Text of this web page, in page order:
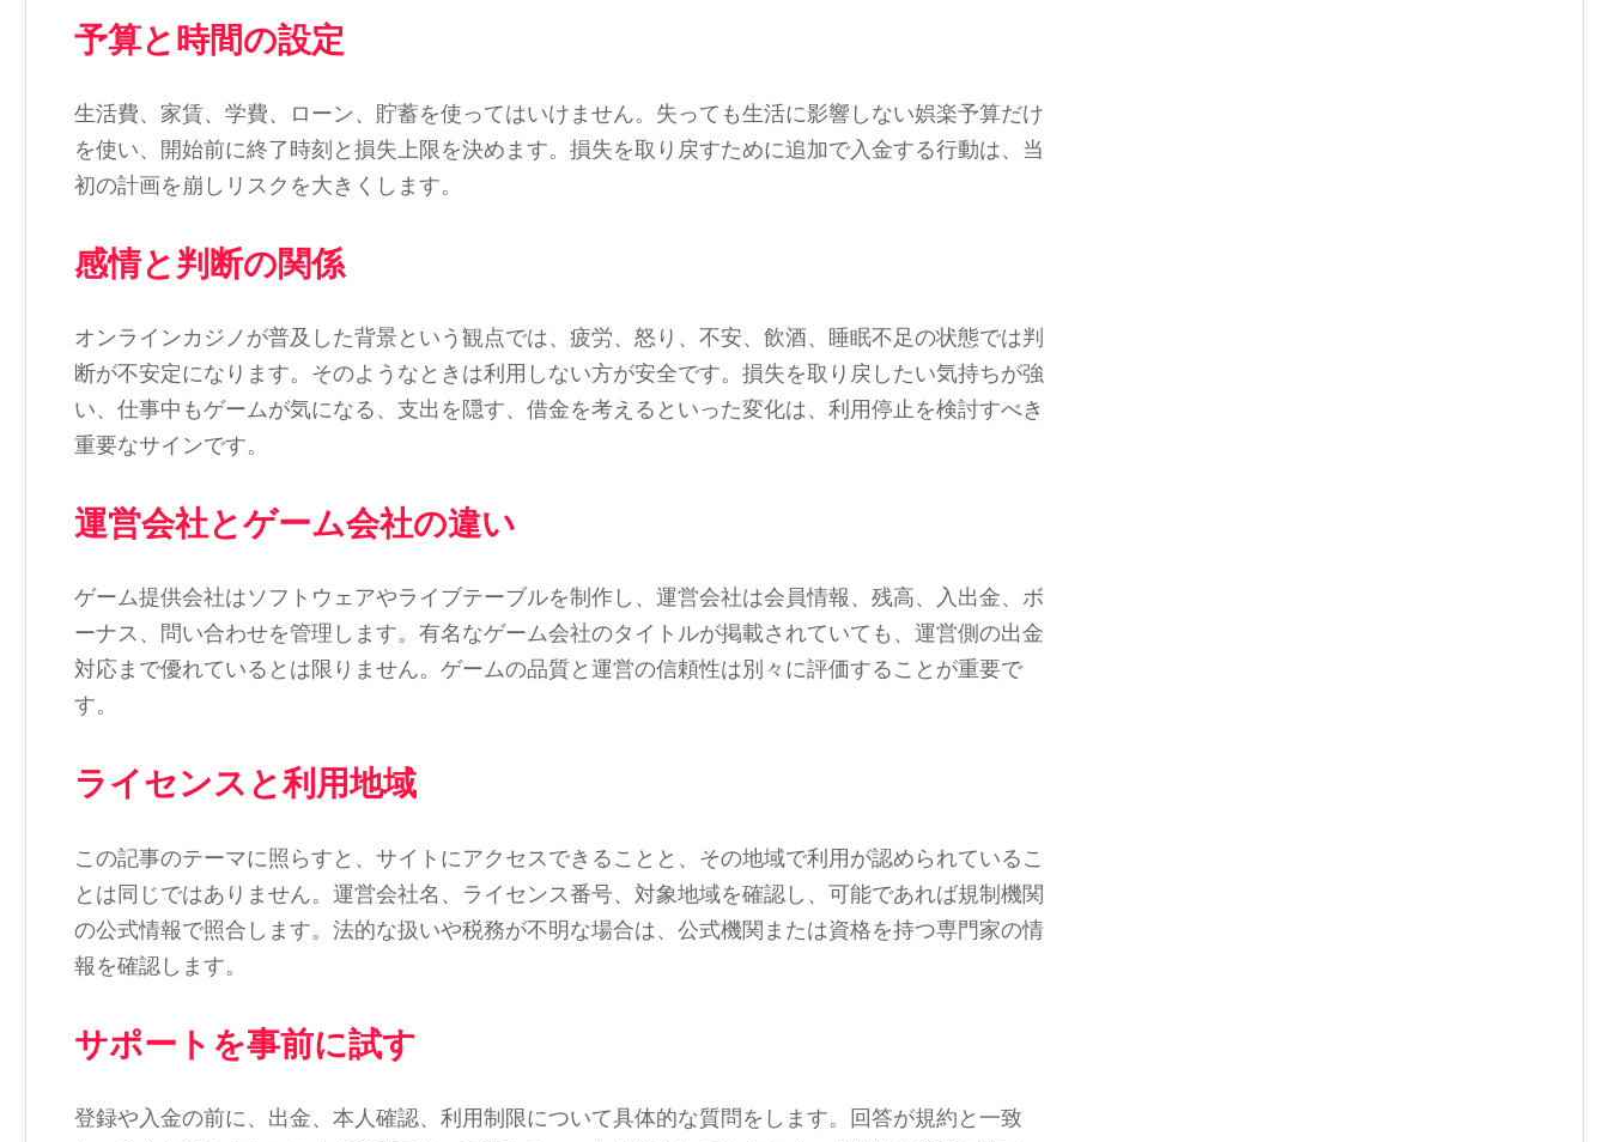
予算と時間の設定
生活費、家賃、学費、ローン、貯蓄を使ってはいけません。失っても生活に影響しない娯楽予算だけ
を使い、開始前に終了時刻と損失上限を決めます。損失を取り戻すために追加で入金する行動は、当
初の計画を崩しリスクを大きくします。
感情と判断の関係
オンラインカジノが普及した背景という観点では、疲労、怒り、不安、飲酒、睡眠不足の状態では判
断が不安定になります。そのようなときは利用しない方が安全です。損失を取り戻したい気持ちが強
い、仕事中もゲームが気になる、支出を隠す、借金を考えるといった変化は、利用停止を検討すべき
重要なサインです。
運営会社とゲーム会社の違い
ゲーム提供会社はソフトウェアやライブテーブルを制作し、運営会社は会員情報、残高、入出金、ボ
ーナス、問い合わせを管理します。有名なゲーム会社のタイトルが掲載されていても、運営側の出金
対応まで優れているとは限りません。ゲームの品質と運営の信頼性は別々に評価することが重要で
す。
ライセンスと利用地域
この記事のテーマに照らすと、サイトにアクセスできることと、その地域で利用が認められているこ
とは同じではありません。運営会社名、ライセンス番号、対象地域を確認し、可能であれば規制機関
の公式情報で照合します。法的な扱いや税務が不明な場合は、公式機関または資格を持つ専門家の情
報を確認します。
サポートを事前に試す
登録や入金の前に、出金、本人確認、利用制限について具体的な質問をします。回答が規約と一致